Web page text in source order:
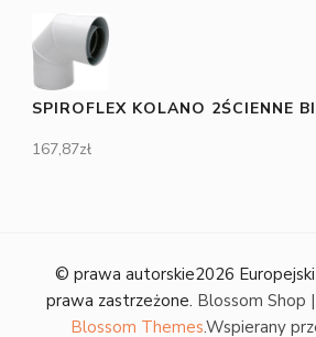
SPIROFLEX KOLANO 2ŚCIENNE
167,87zł
© prawa autorskie2026
prawa zastrzeżone. Blossom Shop
Blossom Themes.Wspierany